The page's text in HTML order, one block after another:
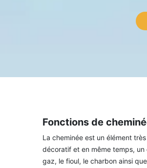
Fonctions de
La cheminée est un élément
décoratif et en même temps,
gaz, le fioul, le charbon ainsi